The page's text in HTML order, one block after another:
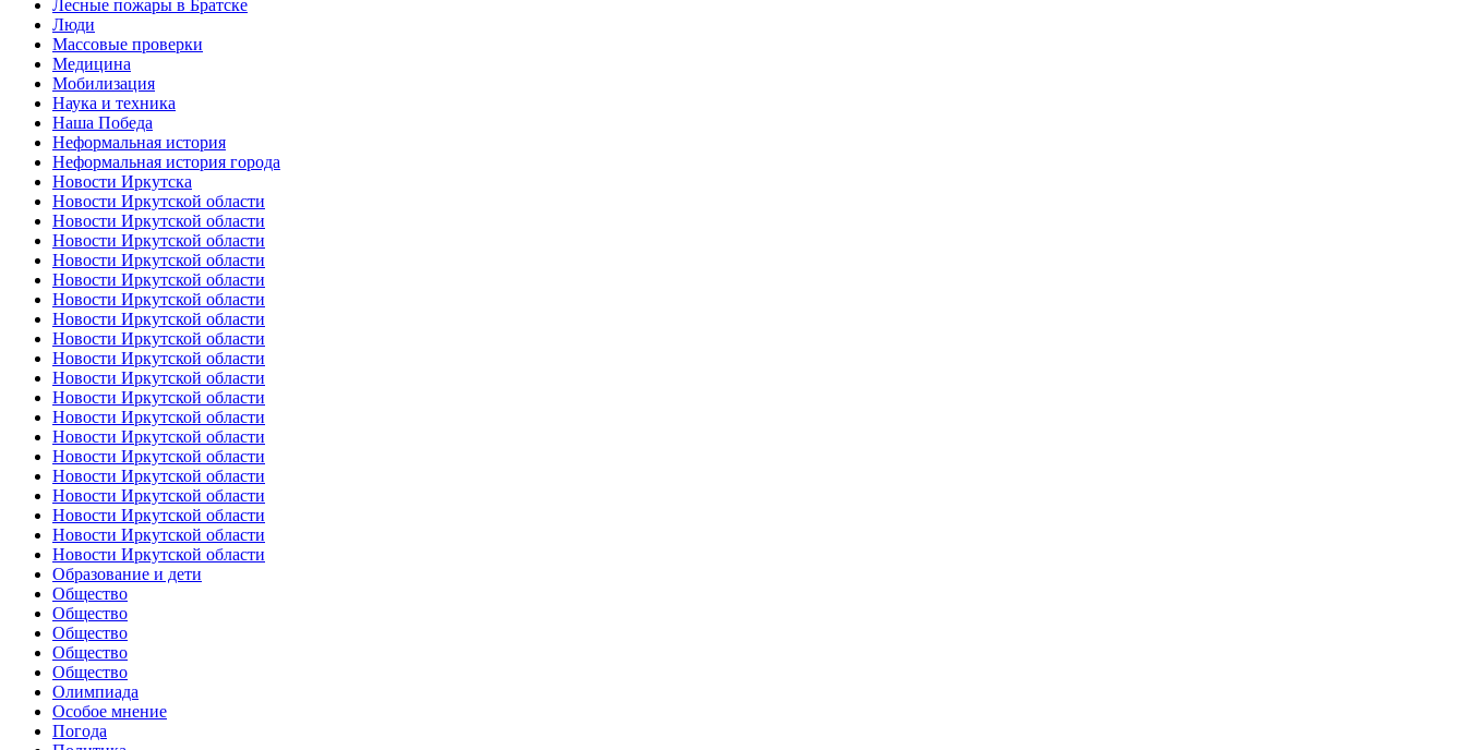
Лесные пожары в Братске
Люди
Массовые проверки
Медицина
Мобилизация
Наука и техника
Наша Победа
Неформальная история
Неформальная история города
Новости Иркутска
Новости Иркутской области
Новости Иркутской области
Новости Иркутской области
Новости Иркутской области
Новости Иркутской области
Новости Иркутской области
Новости Иркутской области
Новости Иркутской области
Новости Иркутской области
Новости Иркутской области
Новости Иркутской области
Новости Иркутской области
Новости Иркутской области
Новости Иркутской области
Новости Иркутской области
Новости Иркутской области
Новости Иркутской области
Новости Иркутской области
Новости Иркутской области
Образование и дети
Общество
Общество
Общество
Общество
Общество
Олимпиада
Особое мнение
Погода